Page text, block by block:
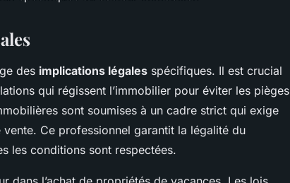
des implications légales spécifiques. Il est crucial
qui régissent l’immobilier pour éviter les pièges
sont soumises à un cadre strict qui exige
vente. Ce professionnel garantit la légalité du
les conditions sont respectées.